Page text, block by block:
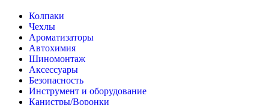
Колпаки
Чехлы
Ароматизаторы
Автохимия
Шиномонтаж
Аксессуары
Безопасность
Инструмент и оборудование
Канистры/Воронки